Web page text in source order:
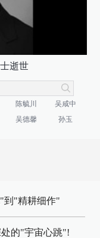
逝世
陈毓川
吴咸中
吴德馨 孙玉
到"精耕细作"
的"宇宙心跳"!